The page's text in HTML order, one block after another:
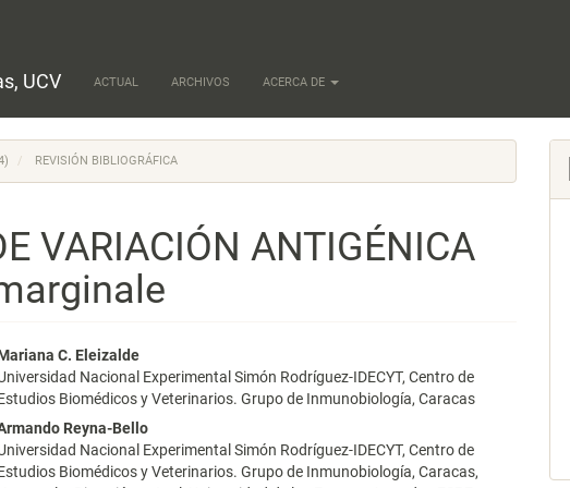
UCV ACTUAL ARCHIVOS ACERCA DE
REVISIÓN BIBLIOGRÁFICA
VARIACIÓN ANTIGÉNICA
C. Eleizalde
Nacional Experimental Simón Rodríguez-IDECYT, Centro de
Biomédicos y Veterinarios. Grupo de Inmunobiología, Caracas
Reyna-Bello
Nacional Experimental Simón Rodríguez-IDECYT, Centro de
Biomédicos y Veterinarios. Grupo de Inmunobiología, Caracas,